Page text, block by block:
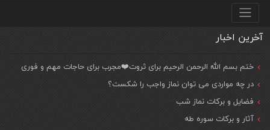
منو پایین
آخرین اخبار
ختم بسم الله الرحمن الرحیم برای ثروت❤️مجرب برای حاجات مهم و فوری
در چه مواردی می توان نماز واجب را شکست؟
فضایل و برکات نماز شب
آثار و برکات سوره طه